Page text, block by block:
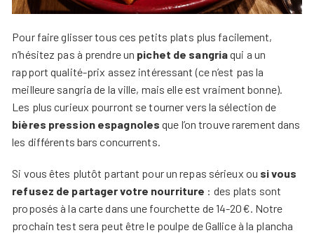
Pour faire glisser tous ces petits plats plus facilement,
n’hésitez pas à prendre un pichet de sangriaqui a un
rapport qualité-prix assez intéressant (ce n’est pas la
meilleure sangria de la ville, mais elle est vraiment bonne).
Les plus curieux pourront se tourner vers la sélection de
bières pression espagnoles que l’on trouve rarement dans
les différents bars concurrents.
Si vous êtes plutôt partant pour un repas sérieux ou si vous
refusez de partager votre nourriture : des plats sont
proposés à la carte dans une fourchette de 14-20€. Notre
prochain test sera peut être le poulpe de Gallice à la plancha